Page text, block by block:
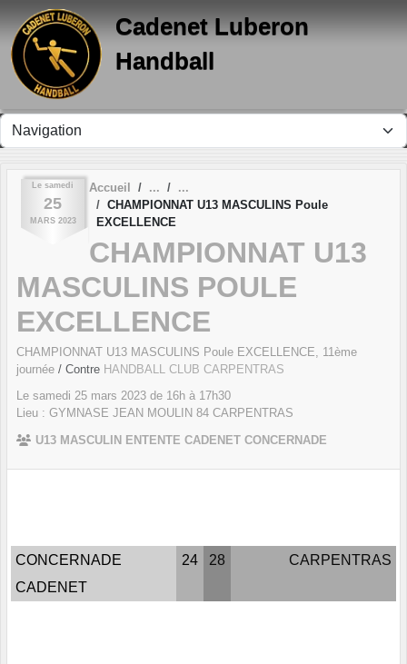
Cadenet Luberon
Handball
Le samedi
25
MARS 2023
Accueil
CHAMPIONNAT U13 MASCULINS Poule
EXCELLENCE
CHAMPIONNAT U13
MASCULINS POULE
EXCELLENCE
CHAMPIONNAT U13 MASCULINS Poule EXCELLENCE, 11ème
journée / Contre HANDBALL CLUB CARPENTRAS
Le samedi 25 mars 2023 de 16h à 17h30
Lieu : GYMNASE JEAN MOULIN 84 CARPENTRAS
U13 MASCULIN ENTENTE CADENET CONCERNADE
CONCERNADE
CADENET
24 28 CARPENTRAS
Panneau de gestion des cookies